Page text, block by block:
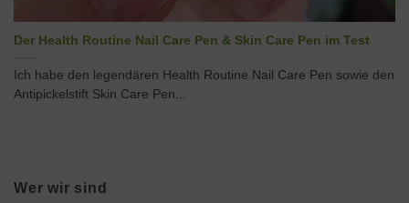
Der Health Routine Nail Care Pen & Skin Care Pen im Test
Ich habe den legendären Health Routine Nail Care Pen sowie den
Antipickelstift Skin Care Pen...
Wer wir sind